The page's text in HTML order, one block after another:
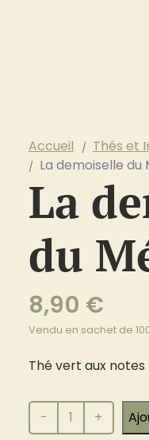
Accueil Thés et
La demoiselle du
La
du
8,90 €
Vendu en sachet de
Thé vert aux
quantité
de
- +